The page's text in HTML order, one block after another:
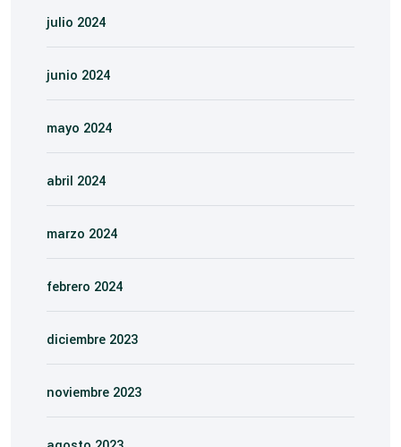
julio 2024
junio 2024
mayo 2024
abril 2024
marzo 2024
febrero 2024
diciembre 2023
noviembre 2023